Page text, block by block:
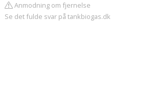
Anmodning om fjernelse
Se det fulde svar på tankbiogas.dk